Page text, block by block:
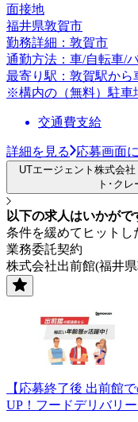
面接地
福井県敦賀市
勤務詳細：敦賀市
通勤方法：車/自転車/
最寄り駅：敦賀駅から
※構内の（無料）駐車
交通費支給
詳細を見る 応募画面
UTエージェント株式会
ト･ク
以下の求人はいかがで
条件を緩めてヒット
業務委託契約
株式会社出前館(福井
【応募終了後 出前館
UP！フードデリバリ